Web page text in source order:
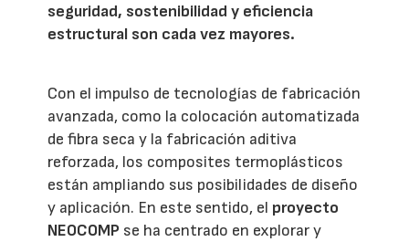
seguridad, sostenibilidad y eficiencia
estructural son cada vez mayores.
Con el impulso de tecnologías de fabricación
avanzada, como la colocación automatizada
de fibra seca y la fabricación aditiva
reforzada, los composites termoplásticos
están ampliando sus posibilidades de diseño
y aplicación. En este sentido, el proyecto
NEOCOMP se ha centrado en explorar y